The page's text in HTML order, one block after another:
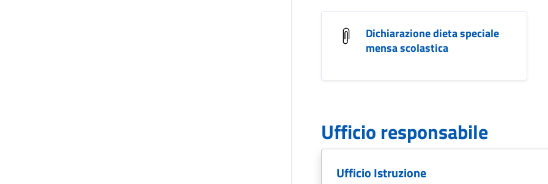
Dichiarazione dieta speciale
mensa scolastica
Ufficio responsabile
Ufficio Istruzione